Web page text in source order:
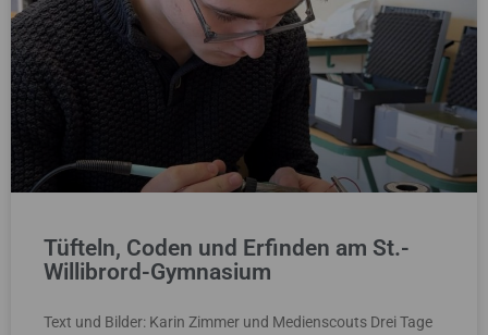
Tüfteln, Coden und Erfinden am St.-
Willibrord-Gymnasium
Text und Bilder: Karin Zimmer und Medienscouts Drei Tage